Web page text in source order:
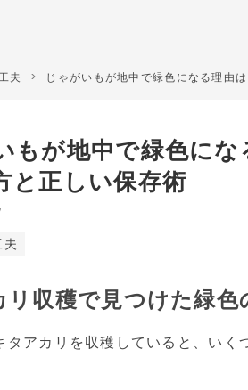
夫 > じゃがいもが地中で緑色になる理由
もが地中で緑色に
と正しい保存術
リ収穫で見つけた緑色
タアカリを収穫していると、いく